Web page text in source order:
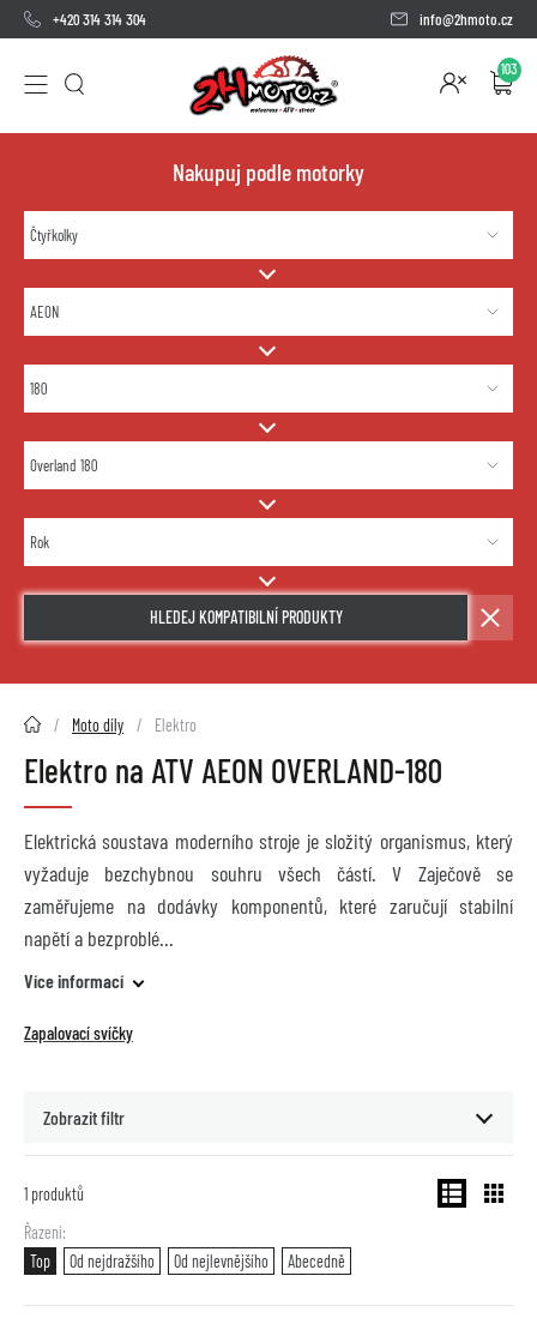
+420 314 314 304 info@2hmoto.cz
103
Nakupuj podle motorky
HLEDEJ KOMPATIBILNÍ PRODUKTY
2HMOTO.cz Moto díly Elektro
Elektro na ATV AEON OVERLAND-180
Elektrická soustava moderního stroje je složitý organismus, který
vyžaduje bezchybnou souhru všech částí. V Zaječově se
zaměřujeme na dodávky komponentů, které zaručují stabilní
napětí a bezproblé
Více informací
Zapalovací svíčky
Zobrazit filtr
1 produktů
Řazení
Top
Od nejdražšího Od nejlevnějšího Abecedně